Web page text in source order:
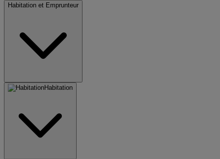
Habitation et Emprunteur
Habitation